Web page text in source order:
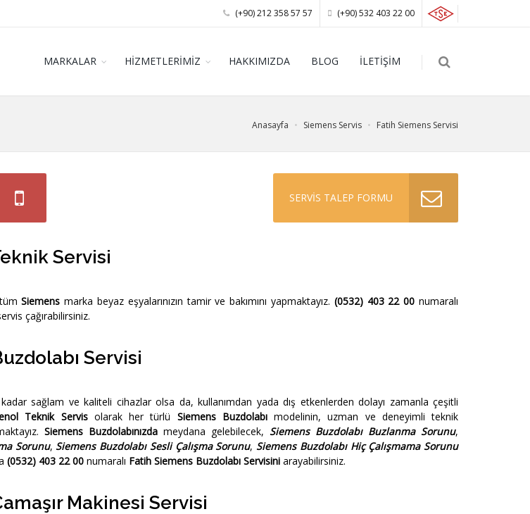
(+90) 212 358 57 57 (+90) 532 403 22 00
MARKALAR HİZMETLERİMİZ HAKKIMIZDA BLOG İLETİŞİM
Anasayfa Siemens Servis Fatih Siemens Servisi
SERVİS TALEP FORMU
Servisi
Siemens marka beyaz eşyalarınızın tamir ve bakımını yapmaktayız. (0532) 403 22 00 numaralı
çağırabilirsiniz.
Servisi
sağlam ve kaliteli cihazlar olsa da, kullanımdan yada dış etkenlerden dolayı zamanla çeşitli
Teknik Servisolarak her türlü Siemens Buzdolabımodelinin, uzman ve deneyimli teknik
Siemens Buzdolabınızda meydana gelebilecek,Siemens Buzdolabı Buzlanma Sorunu,
Sorunu,Siemens Buzdolabı Sesli Çalışma Sorunu,Siemens Buzdolabı Hiç Çalışmama Sorunu
(0532) 403 22 00numaralı Fatih Siemens Buzdolabı Servisiniarayabilirsiniz.
Makinesi Servisi